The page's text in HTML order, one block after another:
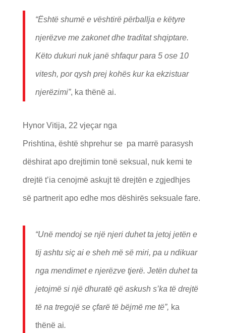
“Është shumë e vështirë përballja e këtyre
njerëzve me zakonet dhe traditat shqiptare.
Këto dukuri nuk janë shfaqur para 5 ose 10
vitesh, por qysh prej kohës kur ka ekzistuar
njerëzimi”, ka thënë ai.
Hynor Vitija, 22 vjeçar nga
Prishtina, është shprehur se pa marrë parasysh
dëshirat apo drejtimin tonë seksual, nuk kemi te
drejtë t’ia cenojmë askujt të drejtën e zgjedhjes
së partnerit apo edhe mos dëshirës seksuale fare.
“Unë mendoj se një njeri duhet ta jetoj jetën e
tij ashtu siç ai e sheh më së miri, pa u ndikuar
nga mendimet e njerëzve tjerë. Jetën duhet ta
jetojmë si një dhuratë që askush s’ka të drejtë
të na tregojë se çfarë të bëjmë me të”, ka
thënë ai.